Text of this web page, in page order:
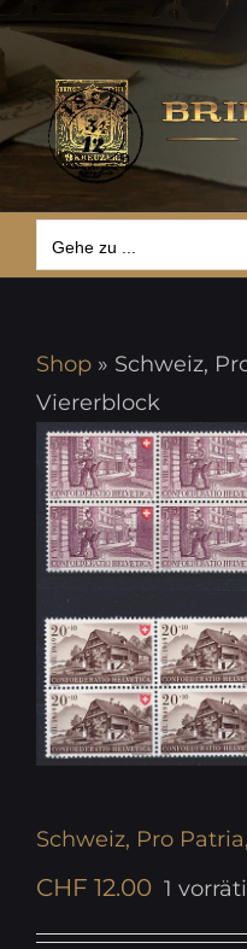
Zum
Inhalt
springen
Gehe zu ...
Gehe zu ...
Shop » Schweiz,
Viererblock
Schweiz, Pro
CHF 12.00 1